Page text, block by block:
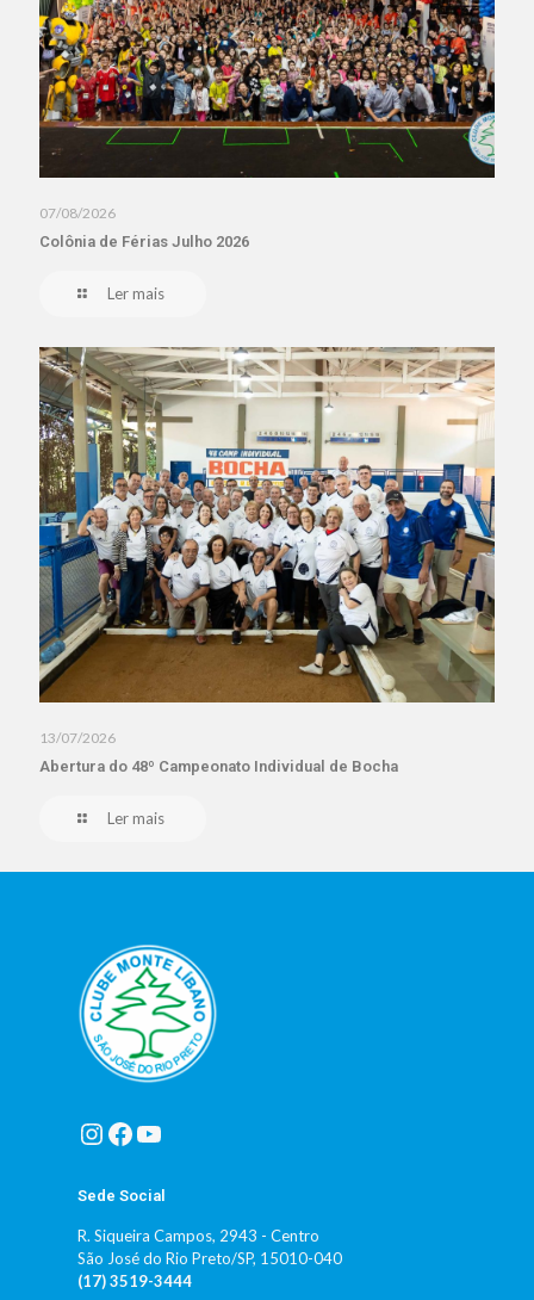
07/08/2026
Colônia de Férias Julho 2026
Ler mais
13/07/2026
Abertura do 48º Campeonato Individual de Bocha
Ler mais
Instagram
Facebook
Youtube
Sede Social
R. Siqueira Campos, 2943 - Centro
São José do Rio Preto/SP, 15010-040
(17) 3519-3444